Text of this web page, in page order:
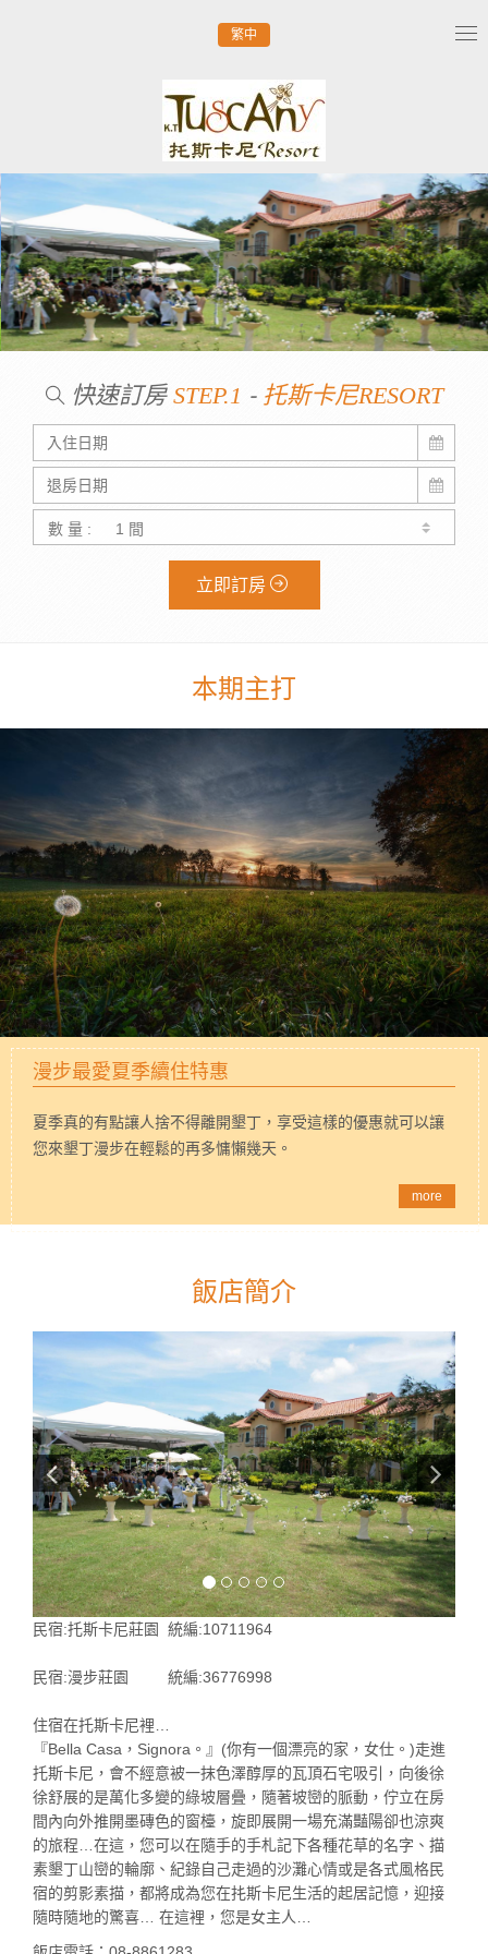
繁中
快速訂房 STEP.1 - 托斯卡尼RESORT
數 量 :
立即訂房
本期主打
漫步最愛夏季續住特惠
夏季真的有點讓人捨不得離開墾丁，享受這樣的優惠就可以讓
您來墾丁漫步在輕鬆的再多慵懶幾天。
more
飯店簡介
民宿:托斯卡尼莊園 統編:10711964
民宿:漫步莊園 統編:36776998
住宿在托斯卡尼裡…
『Bella Casa，Signora。』(你有一個漂亮的家，女仕。)走進
托斯卡尼，會不經意被一抹色澤醇厚的瓦頂石宅吸引，向後徐
徐舒展的是萬化多變的綠坡層疊，隨著坡巒的脈動，佇立在房
間內向外推開墨磚色的窗檯，旋即展開一場充滿豔陽卻也涼爽
的旅程…在這，您可以在隨手的手札記下各種花草的名字、描
素墾丁山巒的輪廓、紀錄自己走過的沙灘心情或是各式風格民
宿的剪影素描，都將成為您在扥斯卡尼生活的起居記憶，迎接
隨時隨地的驚喜… 在這裡，您是女主人…